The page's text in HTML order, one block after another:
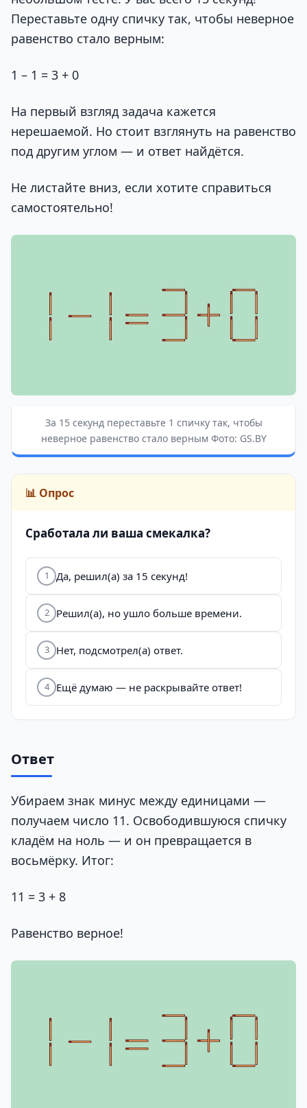
Переставьте одну спичку так, чтобы неверное
равенство стало верным:
1 – 1 = 3 + 0
На первый взгляд задача кажется
нерешаемой. Но стоит взглянуть на равенство
под другим углом — и ответ найдётся.
Не листайте вниз, если хотите справиться
самостоятельно!
За 15 секунд переставьте 1 спичку так, чтобы
неверное равенство стало верным Фото: GS.BY
📊 Опрос
Сработала ли ваша смекалка?
1 Да, решил(а) за 15 секунд!
2 Решил(а), но ушло больше времени.
3 Нет, подсмотрел(а) ответ.
4 Ещё думаю — не раскрывайте ответ!
Ответ
Убираем знак минус между единицами —
получаем число 11. Освободившуюся спичку
кладём на ноль — и он превращается в
восьмёрку. Итог:
11 = 3 + 8
Равенство верное!